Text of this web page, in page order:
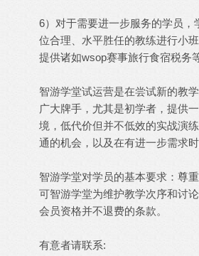
6）对于需要进一步服务的学员，
位合理、水平胜任的教练进行小
提供诸如wsop赛事旅行食宿税务
智游学堂试运营是在尝试新的教
广大牌手，尤其是初学者，提供
境，低代价但并不低效的实战演
通的机会，以及在有进一步需求时
智游学堂对学员的基本要求：尊
可智游学堂为维护教学次序和讨
会员资格并不退费的条款。
有意者请联系: